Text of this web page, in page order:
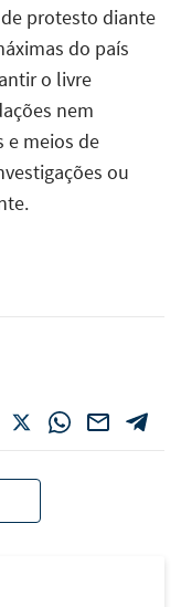
protesto diante
do país
o livre
nem
e meios de
ou